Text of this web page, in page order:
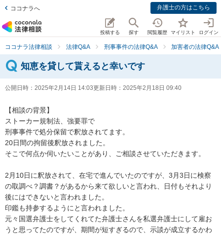
ココナラへ 弁護士の方はこちら
投稿する 探す 閲覧履歴 マイリスト ログイン
ココナラ法律相談 法律Q&A 刑事事件の法律Q&A 加害者の法律Q&A
知恵を貸して貰えると幸いです
公開日時： 2025年2月14日 14:03更新日時： 2025年2月18日 09:40
【相談の背景】
ストーカー規制法、強要罪で
刑事事件で処分保留で釈放されてます。
20日間の拘留後釈放されました。
そこで何点か伺いたいことがあり、ご相談させていただきます。
2月10日に釈放されて、在宅で進んでいたのですが、3月3日に検察
の取調べ？調書？があるから来て欲しいと言われ、日付もそれより
後にはできないと言われました。
印鑑も持参するようにと言われました。
元々国選弁護士をしてくれてた弁護士さんを私選弁護士にして雇お
うと思ってたのですが、期間が短すぎるので、示談が成立するかわ